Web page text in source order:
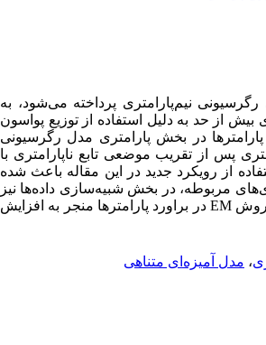
نیم‌پارامتری پرداخته می‌شود، به
از حد به دلیل استفاده از توزیع پواسون
پارامترها در بخش پارامتری مدل رگرسیونی
پس از تقریب موضعی تابع ناپارامتری با
از رویکرد جدید در این مقاله باعث شده
مربوطه، در بخش شبیه‌سازی داده‌ها نیز
دو موضوع بیش پراکندگی و صفرهای بیش از حد مورد توجه قرار می‌گیرد و استفاده از روش EM در براورد پارامترها منجر به افزایش
، مدل آمیزه‌ای متناهی